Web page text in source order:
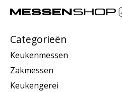
Categorieën
Keukenmessen
Zakmessen
Keukengerei